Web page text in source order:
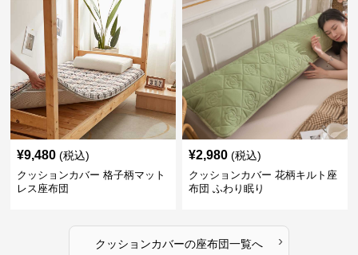
¥9,480 (税込)
クッションカバー 格子柄マット
レス座布団
¥2,980 (税込)
クッションカバー 花柄キルト座
布団 ふわり眠り
クッションカバーの座布団一覧へ ›